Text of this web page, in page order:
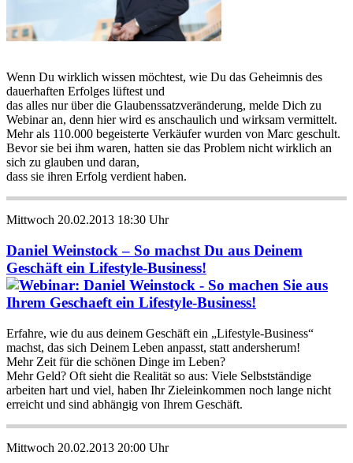
Wenn Du wirklich wissen möchtest, wie Du das Geheimnis des
dauerhaften Erfolges lüftest und
das alles nur über die Glaubenssatzveränderung, melde Dich zu
Webinar an, denn hier wird es anschaulich und wirksam vermittelt.
Mehr als 110.000 begeisterte Verkäufer wurden von Marc geschult.
Bevor sie bei ihm waren, hatten sie das Problem nicht wirklich an
sich zu glauben und daran,
dass sie ihren Erfolg verdient haben.
Mittwoch 20.02.2013 18:30 Uhr
Daniel Weinstock – So machst Du aus Deinem
Geschäft ein Lifestyle-Business!
Erfahre, wie du aus deinem Geschäft ein „Lifestyle-Business“
machst, das sich Deinem Leben anpasst, statt andersherum!
Mehr Zeit für die schönen Dinge im Leben?
Mehr Geld? Oft sieht die Realität so aus: Viele Selbstständige
arbeiten hart und viel, haben Ihr Zieleinkommen noch lange nicht
erreicht und sind abhängig von Ihrem Geschäft.
Mittwoch 20.02.2013 20:00 Uhr